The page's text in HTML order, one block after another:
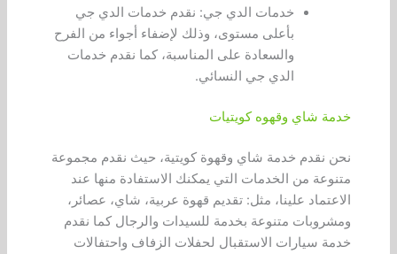
خدمات الدي جي: نقدم خدمات الدي جي
بأعلى مستوى، وذلك لإضفاء أجواء من الفرح
والسعادة على المناسبة، كما نقدم خدمات
الدي جي النسائي.
خدمة شاي وقهوه كويتيات
نحن نقدم خدمة شاي وقهوة كويتية، حيث نقدم مجموعة
متنوعة من الخدمات التي يمكنك الاستفادة منها عند
الاعتماد علينا، مثل: تقديم قهوة عربية، شاي، عصائر،
ومشروبات متنوعة بخدمة للسيدات والرجال كما نقدم
خدمة سيارات الاستقبال لحفلات الزفاف واحتفالات